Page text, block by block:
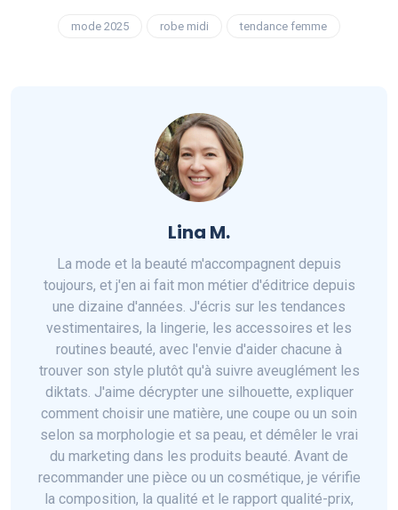
mode 2025 robe midi tendance femme
Lina M.
La mode et la beauté m'accompagnent depuis
toujours, et j'en ai fait mon métier d'éditrice depuis
une dizaine d'années. J'écris sur les tendances
vestimentaires, la lingerie, les accessoires et les
routines beauté, avec l'envie d'aider chacune à
trouver son style plutôt qu'à suivre aveuglément les
diktats. J'aime décrypter une silhouette, expliquer
comment choisir une matière, une coupe ou un soin
selon sa morphologie et sa peau, et démêler le vrai
du marketing dans les produits beauté. Avant de
recommander une pièce ou un cosmétique, je vérifie
la composition, la qualité et le rapport qualité-prix,